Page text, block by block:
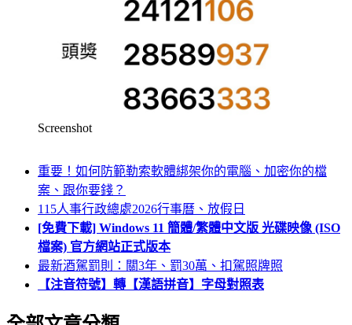
Screenshot
重要！如何防範勒索軟體綁架你的電腦、加密你的檔
案、跟你要錢？
115人事行政總處2026行事曆、放假日
[免費下載] Windows 11 簡體/繁體中文版 光碟映像 (ISO
檔案) 官方網站正式版本
最新酒駕罰則：關3年、罰30萬、扣駕照牌照
【注音符號】轉【漢語拼音】字母對照表